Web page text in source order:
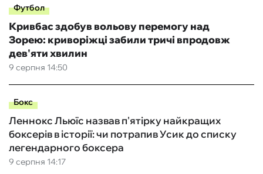
Футбол
9 серпня 14:50
Кривбас здобув вольову перемогу над
Зорею: криворіжці забили тричі впродовж
дев'яти хвилин
Бокс
9 серпня 14:17
Леннокс Льюїс назвав п'ятірку найкращих
боксерів в історії: чи потрапив Усик до списку
легендарного боксера